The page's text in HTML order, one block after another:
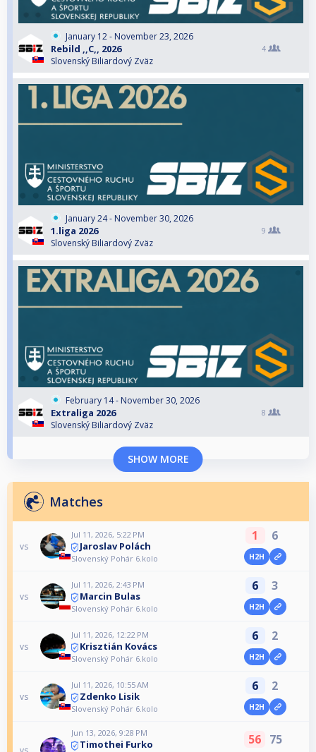
January 12 - November 23, 2026
Rebild ,,C,, 2026
Slovenský Biliardový Zväz
4
January 24 - November 30, 2026
1.liga 2026
Slovenský Biliardový Zväz
9
February 14 - November 30, 2026
Extraliga 2026
Slovenský Biliardový Zväz
8
SHOW MORE
Matches
vs
Jul 11, 2026, 5:22 PM
Jaroslav Polách
Slovenský Pohár 6.kolo
1 6
H2H
vs
Jul 11, 2026, 2:43 PM
Marcin Bulas
Slovenský Pohár 6.kolo
6 3
H2H
vs
Jul 11, 2026, 12:22 PM
Krisztián Kovács
Slovenský Pohár 6.kolo
6 2
H2H
vs
Jul 11, 2026, 10:55 AM
Zdenko Lisik
Slovenský Pohár 6.kolo
6 2
H2H
Jun 13, 2026, 9:28 PM
Timothei Furko 56 75